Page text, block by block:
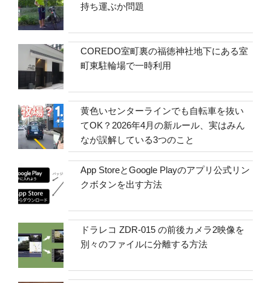
持ち運ぶか問題
COREDO室町裏の福徳神社地下にある室
町東駐輪場で一時利用
黄色いセンターラインでも自転車を抜い
てOK？2026年4月の新ルール、実はみん
なが誤解している3つのこと
App StoreとGoogle Playのアプリ公式リン
クボタンを出す方法
ドラレコ ZDR-015 の前後カメラ2映像を
別々のファイルに分離する方法